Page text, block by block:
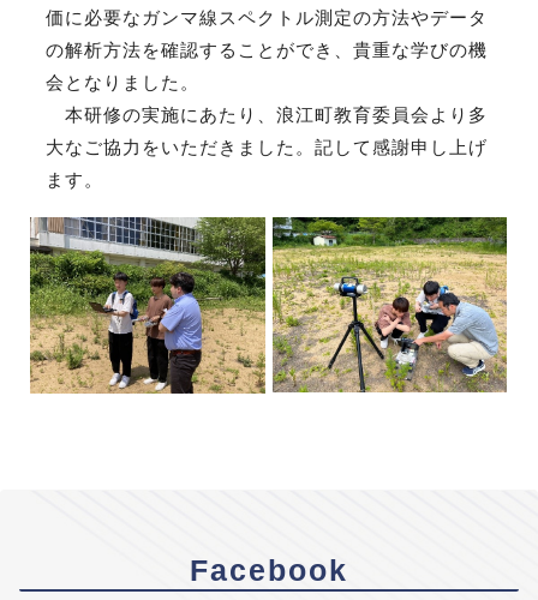
価に必要なガンマ線スペクトル測定の方法やデータ
の解析方法を確認することができ、貴重な学びの機
会となりました。
本研修の実施にあたり、浪江町教育委員会より多
大なご協力をいただきました。記して感謝申し上げ
ます。
Facebook